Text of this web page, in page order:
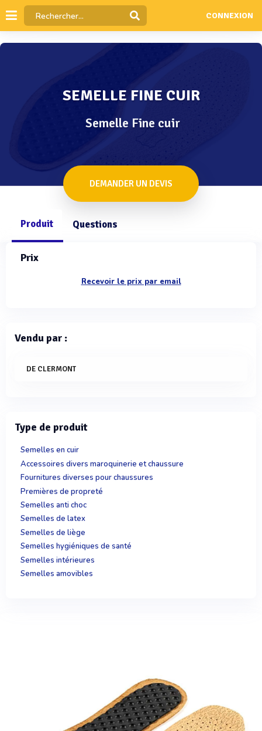
CONNEXION
SEMELLE FINE CUIR
Semelle Fine cuir
DEMANDER UN DEVIS
Produit Questions
Prix
Recevoir le prix par email
Vendu par :
DE CLERMONT
Type de produit
Semelles en cuir
Accessoires divers maroquinerie et chaussure
Fournitures diverses pour chaussures
Premières de propreté
Semelles anti choc
Semelles de latex
Semelles de liège
Semelles hygiéniques de santé
Semelles intérieures
Semelles amovibles